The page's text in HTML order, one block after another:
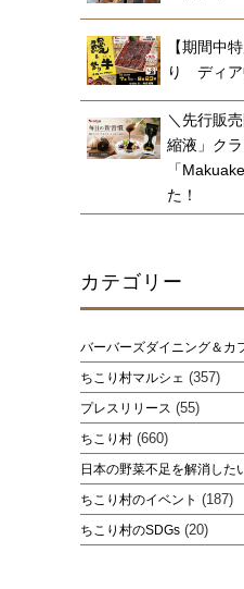
【期間中
り ディア
＼先行販
縮液」ク
「
た！
カテゴリー
バーバーズダイニング＆カ
ちこり村マルシェ (357)
プレスリリース (55)
ちこり村 (660)
日本の野菜不足を解消した
ちこり村のイベント (187)
ちこり村のSDGs (20)